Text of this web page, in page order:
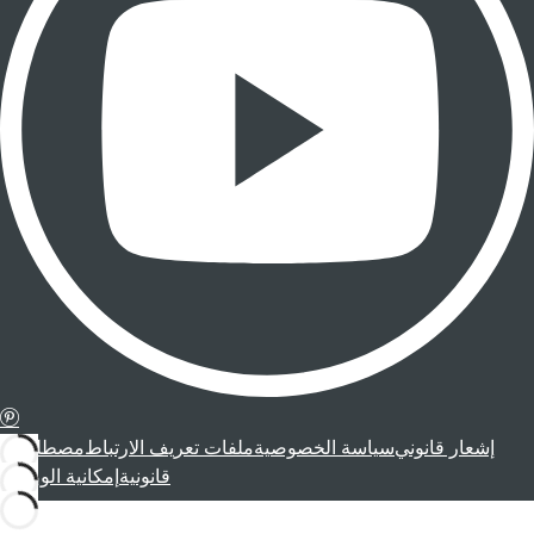
إشعار قانونيسياسة الخصوصيةملفات تعريف الارتباطمصطلحات
قانونية إمكانية الوصول